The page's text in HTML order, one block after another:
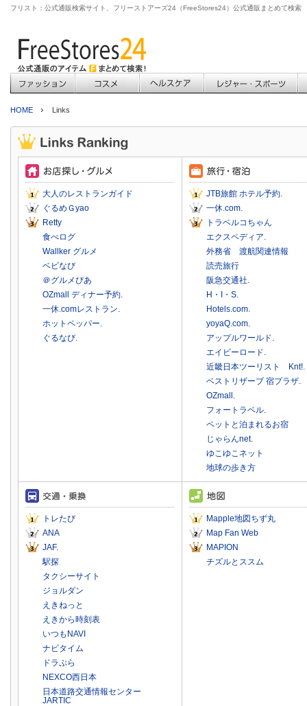
フリスト：公式通販検索サイト、フリーストアーズ24（FreeStores24）公式通販まとめて検索
HOME Links
大人のレストランガイド
ぐるめＧyao
Retty
食べログ
Wallker グルメ
ベビなび
＠グルメぴあ
OZmall ディナー予約.
一休.comレストラン.
ホットペッパー.
ぐるなび.
JTB旅館 ホテル予約.
一休.com.
トラベルコちゃん
エクスペディア.
外務省 渡航関連情報
読売旅行
阪急交通社.
H・I・S.
Hotels.com.
yoyaQ.com.
アップルワールド.
エイビーロード.
近畿日本ツーリスト Knt!.
ベストリザーブ 宿プラザ.
OZmall.
フォートラベル.
ペットと泊まれるお宿
じゃらんnet.
ゆこゆこネット
地球の歩き方
トレたび
ANA
JAF.
駅探
タクシーサイト
ジョルダン
えきねっと
えきから時刻表
いつもNAVI
ナビタイム
ドラぷら
NEXCO西日本
日本道路交通情報センター
JARTIC
Mapple地図ちず丸
Map Fan Web
MAPION
チズルとススム